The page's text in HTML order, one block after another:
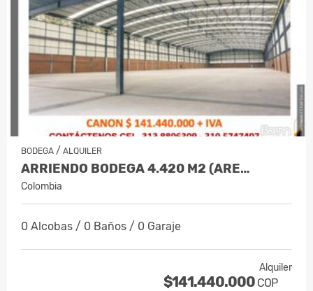
BODEGA / ALQUILER
ARRIENDO BODEGA 4.420 M2 (ARE…
Colombia
0 Alcobas / 0 Baños / 0 Garaje
Alquiler
$141.440.000 COP